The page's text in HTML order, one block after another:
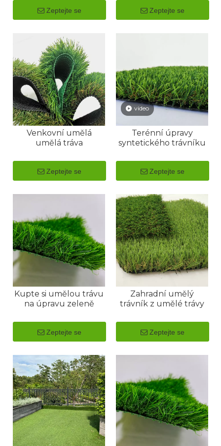
Zeptejte se Zeptejte se
Venkovní umělá
umělá tráva
Zeptejte se
video
Terénní úpravy
syntetického trávníku
Zeptejte se
Kupte si umělou trávu
na úpravu zeleně
Zeptejte se
Zahradní umělý
trávník z umělé trávy
Zeptejte se